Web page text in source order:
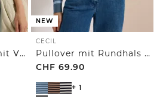
3/4-Arm Pullover mit V-Neck und Strukturfront
NEW
CECIL
Pullover mit Rundhals und Streifen
CHF 69.90
+ 1